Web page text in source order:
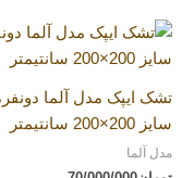
تشک ایپک مدل آلما
سایز 200×200 سانتیمتر
مدل آلما